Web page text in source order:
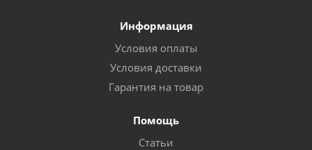
Информация
Условия оплаты
Условия доставки
Гарантия на товар
Помощь
Статьи